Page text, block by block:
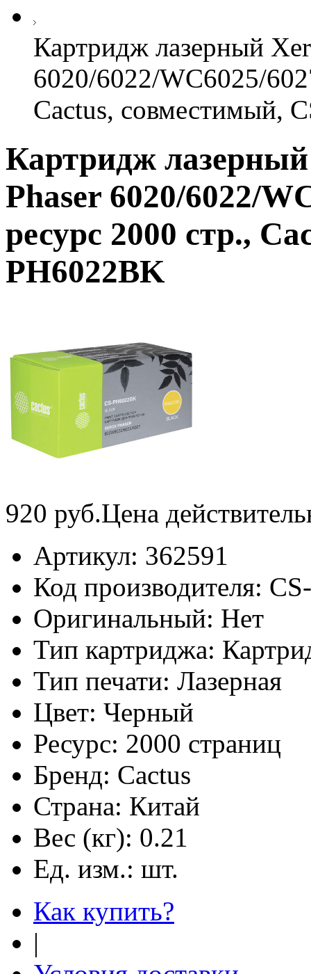
Картридж лазерный
6020/6022/WC6025/
Cactus, совместимый,
Картридж
Phaser 6020/6022/
ресурс 2000 стр.,
PH6022BK
920 руб.Цена
Артикул: 362591
Код производителя:
Оригинальный: Нет
Тип картриджа:
Тип печати: Лазерная
Цвет: Черный
Ресурс: 2000 страниц
Бренд: Cactus
Страна: Китай
Вес (кг): 0.21
Ед. изм.: шт.
Как купить?
|